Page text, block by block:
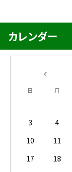
カレンダー
日 月
3
4
10
11
17
18